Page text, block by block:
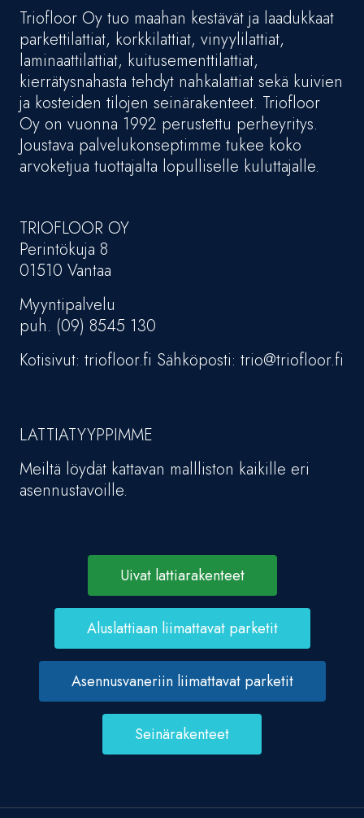
Triofloor Oy tuo maahan kestävät ja laadukkaat
parkettilattiat, korkkilattiat, vinyylilattiat,
laminaattilattiat, kuitusementtilattiat,
kierrätysnahasta tehdyt nahkalattiat sekä kuivien
ja kosteiden tilojen seinärakenteet. Triofloor
Oy on vuonna 1992 perustettu perheyritys.
Joustava palvelukonseptimme tukee koko
arvoketjua tuottajalta lopulliselle kuluttajalle.
TRIOFLOOR OY
Perintökuja 8
01510 Vantaa
Myyntipalvelu
puh. (09) 8545 130
Kotisivut: triofloor.fi Sähköposti: trio@triofloor.fi
LATTIATYYPPIMME
Meiltä löydät kattavan mallliston kaikille eri
asennustavoille.
Uivat lattiarakenteet
Aluslattiaan liimattavat parketit
Asennusvaneriin liimattavat parketit
Seinärakenteet